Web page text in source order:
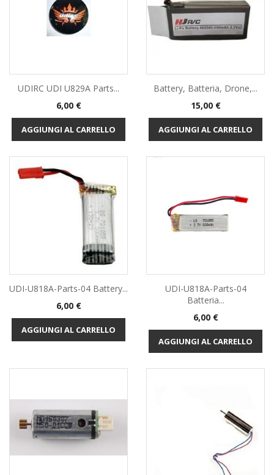
UDIRC UDI U829A Parts...
Prezzo
6,00 €
AGGIUNGI AL CARRELLO
Battery, Batteria, Drone,...
Prezzo
15,00 €
AGGIUNGI AL CARRELLO
UDI-U818A-Parts-04 Battery...
Prezzo
6,00 €
AGGIUNGI AL CARRELLO
UDI-U818A-Parts-04
Batteria...
Prezzo
6,00 €
AGGIUNGI AL CARRELLO